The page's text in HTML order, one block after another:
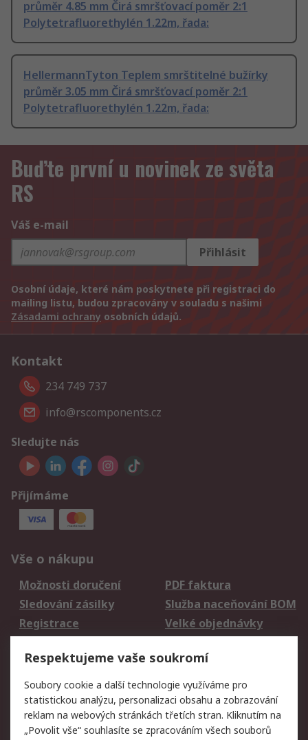
průměr 4.85 mm Čirá smršťovací poměr 2:1
Polytetrafluorethylén 1.22m, řada:
HellermannTyton Teplem smrštitelné bužírky
průměr 3.05 mm Čirá smršťovací poměr 2:1
Polytetrafluorethylén 1.22m, řada:
Buďte první u novinek ze světa
RS
Váš e-mail
Přihlásit
Osobní údaje, které nám poskytnete při registraci do
mailing listu, budou zpracovány v souladu s našimi
Zásadami ochrany osobních údajů.
Kontakt
234 749 737
info@rscomponents.cz
Sledujte nás
Přijímáme
Vše o nákupu
Možnosti doručení
PDF faktura
Sledování zásilky
Služba naceňování BOM
Registrace
Velké objednávky
Právní
Autorská práva
Obchodní podmínky
společnosti RS
Respektujeme vaše soukromí
Soubory cookie a další technologie využíváme pro
statistickou analýzu, personalizaci obsahu a zobrazování
reklam na webových stránkách třetích stran. Kliknutím na
„Povolit vše“ souhlasíte se zpracováním všech souborů